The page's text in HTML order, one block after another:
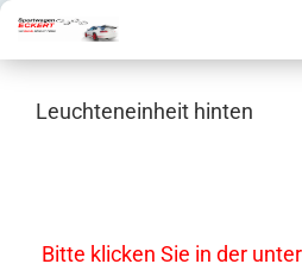
Leuchteneinheit hinten
Bitte klicken Sie in der